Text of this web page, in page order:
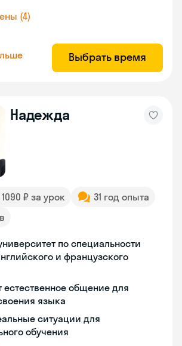
(4)
Выбрать время
Надежда
1090 ₽ за урок
31 год опыта
по специальности
и французского
естественное общение для
языка
ситуации для
обучения